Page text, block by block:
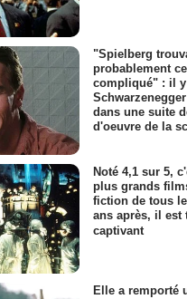
"Spielberg
probablement
compliqué" : il y
dans une suite
d'oeuvre de la
Noté 4,1 sur 5,
plus grands
fiction de tous
ans après, il est
captivant
Elle a remporté